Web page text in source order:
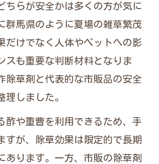
ちらが安全かは多くの方が気に
群馬県のように夏場の雑草繁茂
だけでなく人体やペットへの影
スも重要な判断材料となりま
除草剤と代表的な市販品の安全
理しました。
酢や重曹を利用できるため、手
すが、除草効果は限定的で長期
あります。一方、市販の除草剤